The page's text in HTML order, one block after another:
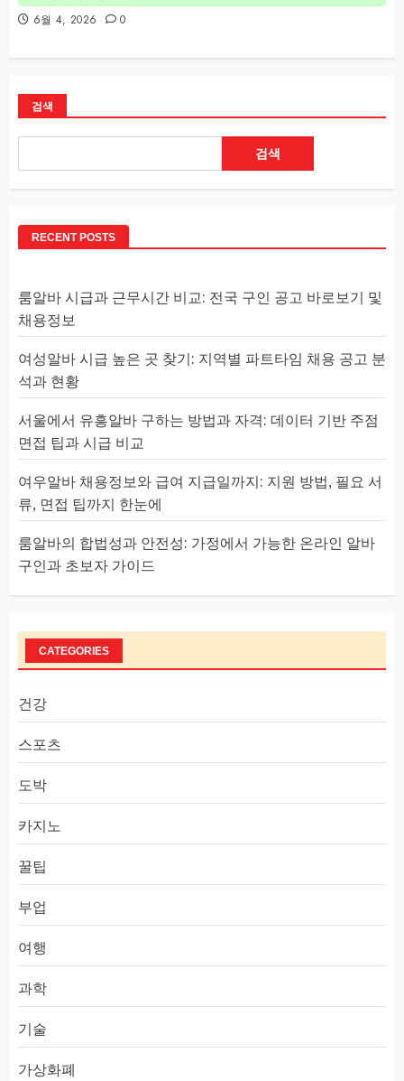
6월 4, 2026 0
검색
검색
RECENT POSTS
룸알바 시급과 근무시간 비교: 전국 구인 공고 바로보기 및
채용정보
여성알바 시급 높은 곳 찾기: 지역별 파트타임 채용 공고 분
석과 현황
서울에서 유흥알바 구하는 방법과 자격: 데이터 기반 주점
면접 팁과 시급 비교
여우알바 채용정보와 급여 지급일까지: 지원 방법, 필요 서
류, 면접 팁까지 한눈에
룸알바의 합법성과 안전성: 가정에서 가능한 온라인 알바
구인과 초보자 가이드
CATEGORIES
건강
스포츠
도박
카지노
꿀팁
부업
여행
과학
기술
가상화폐